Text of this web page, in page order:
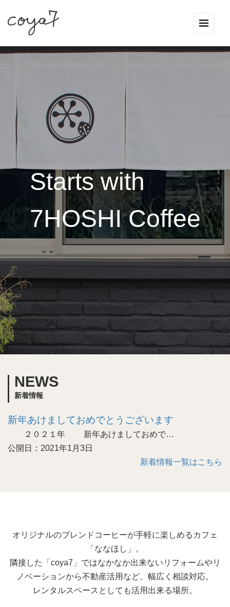
Starts with
7HOSHI Coffee
NEWS
新着情報
新年あけましておめでとうございます
２０２１年 新年あけましておめで…
公開日：2021年1月3日
新着情報一覧はこちら
オリジナルのブレンドコーヒーが手軽に楽しめるカフェ
「ななほし」。
隣接した「coya7」ではなかなか出来ないリフォームやリ
ノベーションから不動産活用など、幅広く相談対応。
レンタルスペースとしても活用出来る場所。